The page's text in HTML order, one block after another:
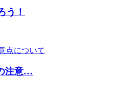
う！
注意…